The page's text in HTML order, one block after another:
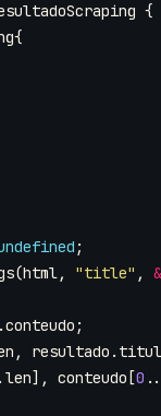
{
{
;
(html, "title" ,
&
conteudo ;
, resultado .
len], conteudo [0 ..